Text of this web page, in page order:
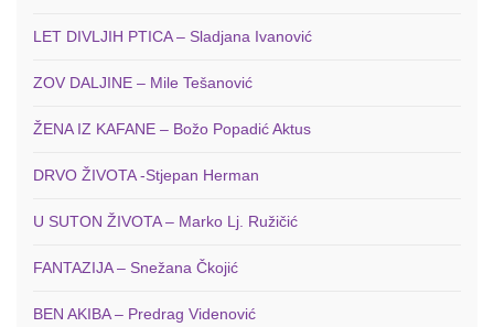
LET DIVLJIH PTICA – Sladjana Ivanović
ZOV DALJINE – Mile Tešanović
ŽENA IZ KAFANE – Božo Popadić Aktus
DRVO ŽIVOTA -Stjepan Herman
U SUTON ŽIVOTA – Marko Lj. Ružičić
FANTAZIJA – Snežana Čkojić
BEN AKIBA – Predrag Videnović